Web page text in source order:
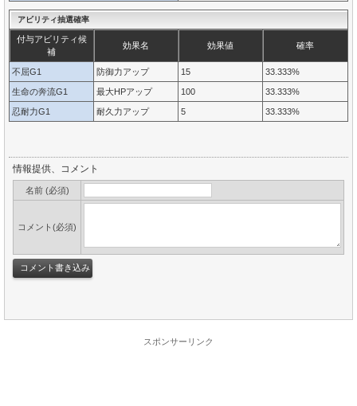
アビリティ抽選確率
付与アビリティ候
補
効果名 効果値 確率
不屈G1 防御力アップ 15 33.333%
生命の奔流G1 最大HPアップ 100 33.333%
忍耐力G1 耐久力アップ 5 33.333%
情報提供、コメント
名前 (必須)
コメント(必須)
スポンサーリンク